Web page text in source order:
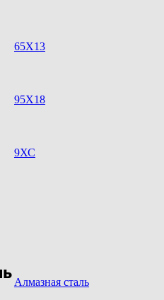
65Х13
95Х18
9ХС
Алмазная сталь